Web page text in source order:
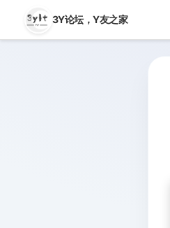
3Y论坛，Y友之家